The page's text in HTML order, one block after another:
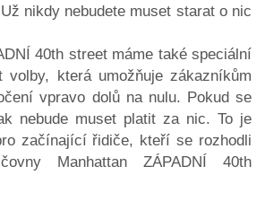
nikdy nebudete muset starat o nic
40th street máme také speciální
volby, která umožňuje zákazníkům
vpravo dolů na nulu. Pokud se
nebude muset platit za nic. To je
začínající řidiče, kteří se rozhodli
Manhattan ZÁPADNÍ 40th